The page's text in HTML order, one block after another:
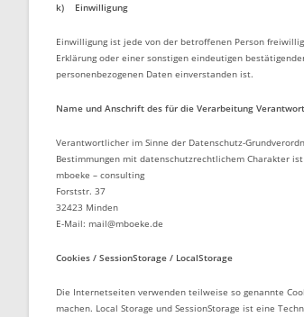
k) Einwilligung
Einwilligung ist jede von der betroffenen Person
Erklärung oder einer sonstigen eindeutigen
personenbezogenen Daten einverstanden ist.
Name und Anschrift des für die Verarbeitung
Verantwortlicher im Sinne der Datenschutz-
Bestimmungen mit datenschutzrechtlichem Charakter
mboeke – consulting
Forststr. 37
32423 Minden
E-Mail: mail@mboeke.de
Cookies / SessionStorage / LocalStorage
Die Internetseiten verwenden teilweise so genannte
machen. Local Storage und SessionStorage ist eine